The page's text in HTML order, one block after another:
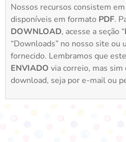
Nossos recursos consistem
disponíveis em formato PDF.
DOWNLOAD, acesse a seção “
“Downloads” no nosso site ou
fornecido. Lembramos que
ENVIADO via correio, mas
download, seja por e-mail ou